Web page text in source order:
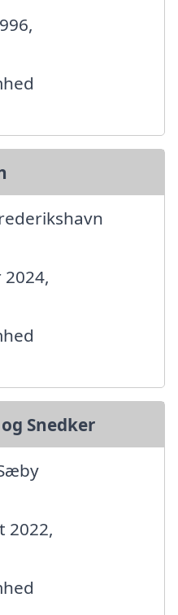
Snedker
2022,